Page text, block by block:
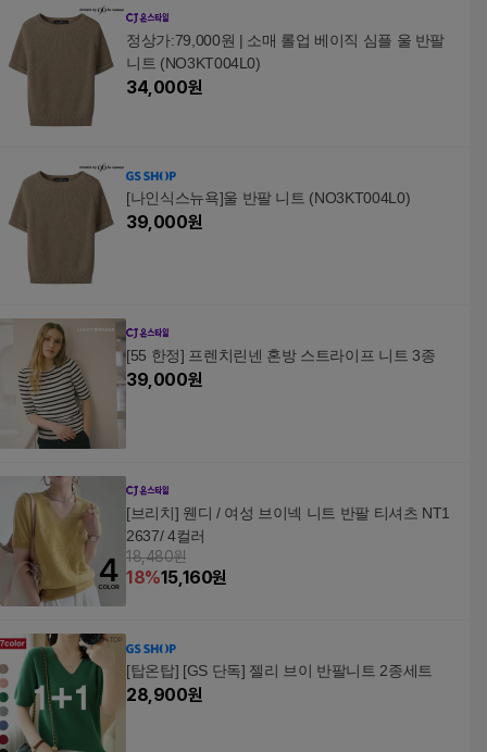
정상가:79,000원 | 소매 롤업 베이직 심플 울 반팔
니트 (NO3KT004L0)
34,000원
[나인식스뉴욕]울 반팔 니트 (NO3KT004L0)
39,000원
[55 한정] 프렌치린넨 혼방 스트라이프 니트 3종
39,000원
[브리치] 웬디 / 여성 브이넥 니트 반팔 티셔츠 NT1
2637/ 4컬러
18,480원
18%15,160원
[탑온탑] [GS 단독] 젤리 브이 반팔니트 2종세트
28,900원